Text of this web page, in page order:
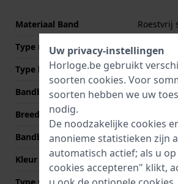
Materiaal Band
Roestvrij
Type materiaal
Type band
Bandbreedte
18 mm
Breedte bandaanzet
Bandbreedte bij sluiting
14 mm
Kleur Band
Zilver
Uw privacy-instellingen
Horloge.be gebruikt
soorten cookies. Voor
soorten hebben we uw
nodig.
De noodzakelijke cookies
anonieme statistieken zijn
automatisch actief; als u op
cookies accepteren" klikt,